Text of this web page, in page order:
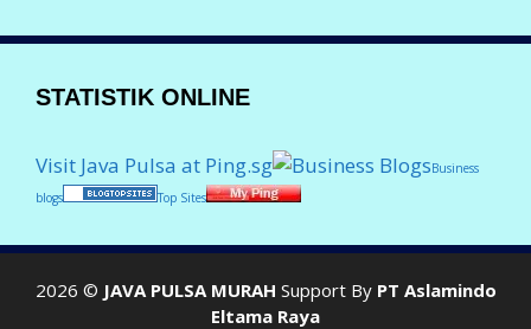
STATISTIK ONLINE
Visit Java Pulsa at Ping.sg
Business
blogs
Top Sites
2026 © JAVA PULSA MURAH Support By PT Aslamindo
Eltama Raya